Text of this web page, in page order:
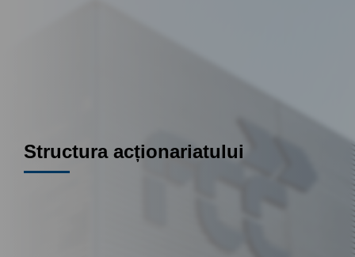
Structura acționariatului